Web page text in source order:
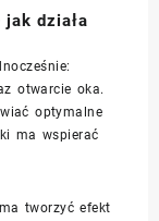
działa
otwarcie oka.
optymalne
ma wspierać
tworzyć efekt